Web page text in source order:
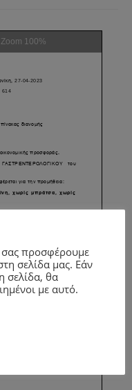
Zoom 100%
σας προσφέρουμε
σελίδα μας. Εάν
σελίδα, θα
με αυτό.